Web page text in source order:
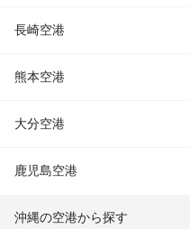
長崎空港
熊本空港
大分空港
鹿児島空港
沖縄の空港から探す